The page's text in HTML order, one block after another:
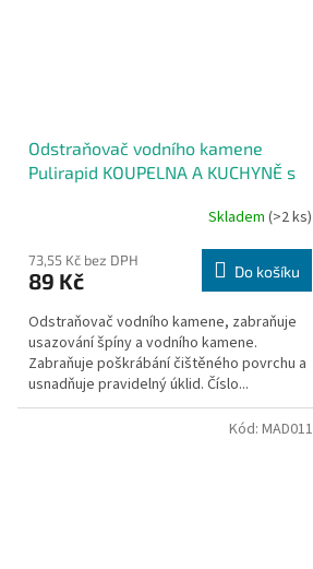
Odstraňovač vodního kamene
Pulirapid KOUPELNA A KUCHYNĚ s
Skladem (>2 ks)
73,55 Kč bez DPH
89 Kč Do košíku
Odstraňovač vodního kamene, zabraňuje
usazování špíny a vodního kamene.
Zabraňuje poškrábání čištěného povrchu a
usnadňuje pravidelný úklid. Číslo...
Kód: MAD011